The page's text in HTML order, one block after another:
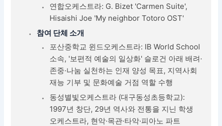
연합오케스트라: G. Bizet 'Carmen Suite',
Hisaishi Joe 'My neighbor Totoro OST'
참여 단체 소개
포산중학교 윈드오케스트라: IB World School
소속, '보편적 예술의 일상화' 슬로건 아래 배려·
존중·나눔 실천하는 인재 양성 목표, 지역사회
재능 기부 및 문화예술 거점 역할 수행
동성별빛오케스트라 (대구동성초등학교):
1997년 창단, 29년 역사와 전통을 지닌 학생
오케스트라, 현악·목관·타악·피아노 파트